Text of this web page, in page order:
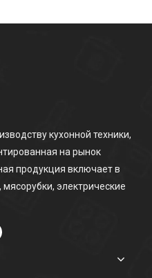
кухонной техники,
на рынок
продукция включает в
электрические